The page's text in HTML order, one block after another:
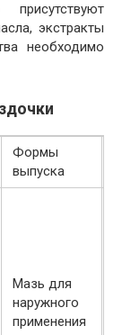
экстракты
необходимо
Формы
выпуска
Мазь для
наружного
применения